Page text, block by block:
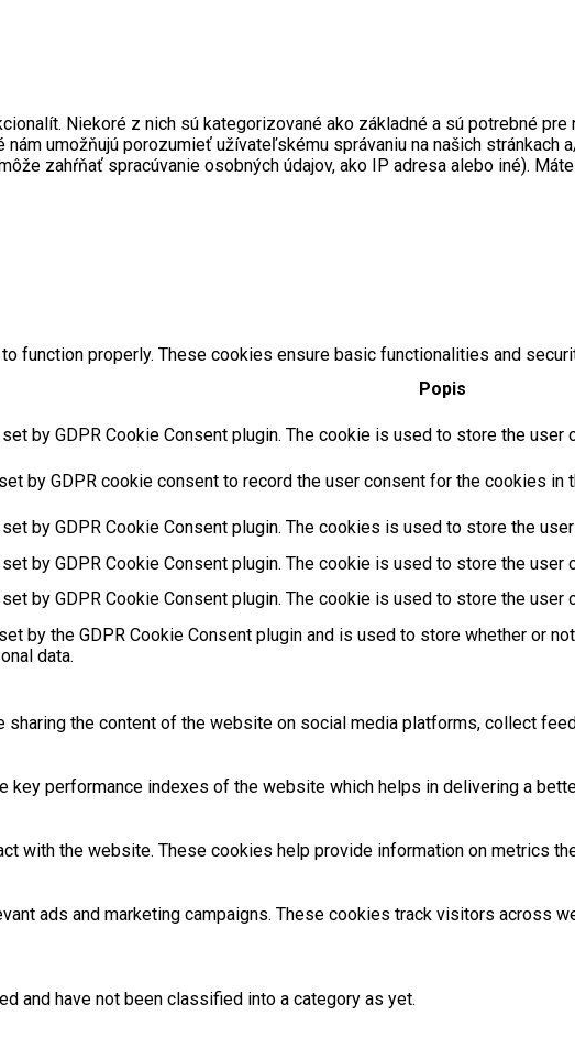
Niekoré z nich sú kategorizované ako základné a sú potrebné
umožňujú porozumieť užívateľskému správaniu na našich
zahŕňať spracúvanie osobných údajov, ako IP adresa alebo iné).
function properly. These cookies ensure basic functionalities and
Popis
by GDPR Cookie Consent plugin. The cookie is used to store the
by GDPR cookie consent to record the user consent for the cookies in
by GDPR Cookie Consent plugin. The cookies is used to store the
by GDPR Cookie Consent plugin. The cookie is used to store the user
by GDPR Cookie Consent plugin. The cookie is used to store the
by the GDPR Cookie Consent plugin and is used to store whether or
data.
the content of the website on social media platforms, collect
key performance indexes of the website which helps in delivering a
with the website. These cookies help provide information on metrics
ads and marketing campaigns. These cookies track visitors across
and have not been classified into a category as yet.